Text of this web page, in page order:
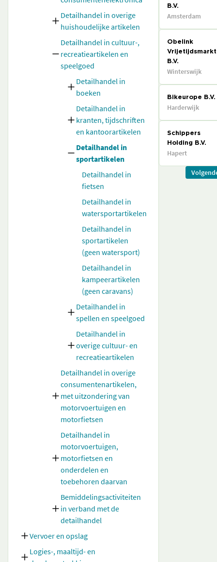
Detailhandel in overige
huishoudelijke artikelen
Detailhandel in cultuur-,
recreatieartikelen en
speelgoed
Detailhandel in
boeken
Detailhandel in
kranten, tijdschriften
en kantoorartikelen
Detailhandel in
sportartikelen
Detailhandel in
fietsen
Detailhandel in
watersportartikelen
Detailhandel in
sportartikelen
(geen watersport)
Detailhandel in
kampeerartikelen
(geen caravans)
Detailhandel in
spellen en speelgoed
Detailhandel in
overige cultuur- en
recreatieartikelen
Detailhandel in overige
consumentenartikelen,
met uitzondering van
motorvoertuigen en
motorfietsen
Detailhandel in
motorvoertuigen,
motorfietsen en
onderdelen en
toebehoren daarvan
Bemiddelingsactiviteiten
in verband met de
detailhandel
Vervoer en opslag
Logies-, maaltijd- en
B.V.
Amsterdam
Obelink
Vrijetijdsmarkt
B.V.
Winterswijk
Bikeurope B.V.
Harderwijk
Schippers
Holding B.V.
Hapert